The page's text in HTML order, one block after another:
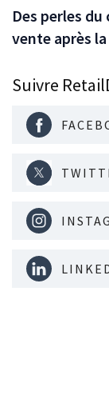
Des perles
vente après
Suivre